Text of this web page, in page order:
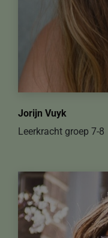
Jorijn Vuyk
Leerkracht groep 7-8